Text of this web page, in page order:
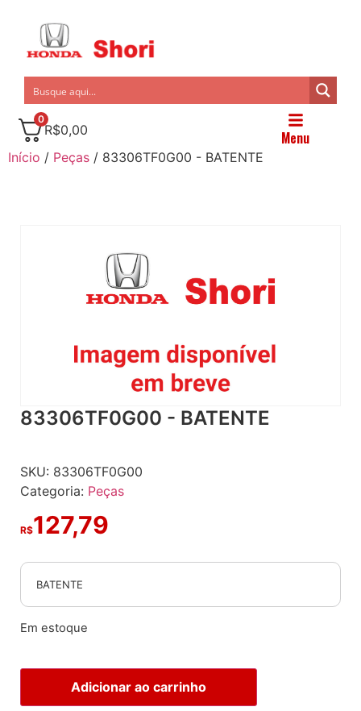
0
R$0,00 Menu
Início / Peças / 83306TF0G00 - BATENTE
83306TF0G00 - BATENTE
SKU: 83306TF0G00
Categoria: Peças
R$127,79
BATENTE
Em estoque
Adicionar ao carrinho